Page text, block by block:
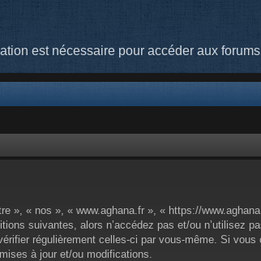
est nécessaire pour accéder aux
», « nos », « www.aghana.fr », « https://
suivantes, alors n’accédez pas et/ou n’utilisez
régulièrement celles-ci par vous-même. Si
à jour et/ou modifications.